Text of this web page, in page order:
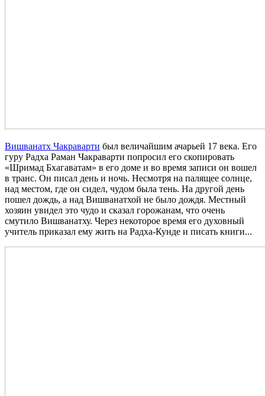
Вишванатх Чакраварти был величайшим ачарьей 17 века. Его
гуру Радха Раман Чакраварти попросил его скопировать
«Шримад Бхагаватам» в его доме и во время записи он вошел
в транс. Он писал день и ночь. Несмотря на палящее солнце,
над местом, где он сидел, чудом была тень. На другой день
пошел дождь, а над Вишванатхой не было дождя. Местный
хозяин увидел это чудо и сказал горожанам, что очень
смутило Вишванатху. Через некоторое время его духовный
учитель приказал ему жить на Радха-Кунде и писать книги...